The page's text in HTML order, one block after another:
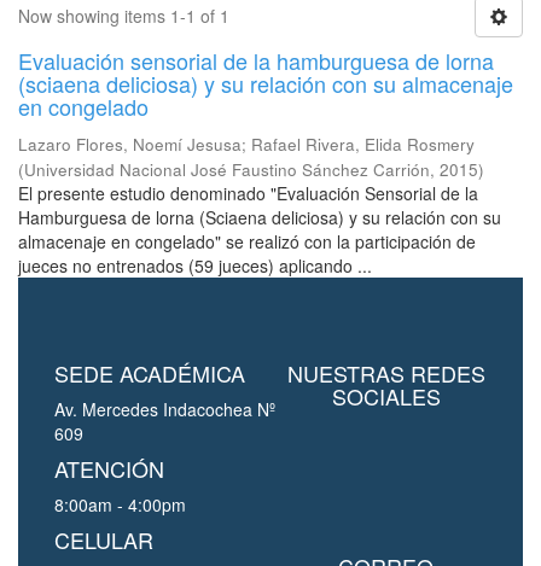
Now showing items 1-1 of 1
Evaluación sensorial de la hamburguesa de lorna
(sciaena deliciosa) y su relación con su almacenaje
en congelado
Lazaro Flores, Noemí Jesusa; Rafael Rivera, Elida Rosmery
(Universidad Nacional José Faustino Sánchez Carrión, 2015)
El presente estudio denominado "Evaluación Sensorial de la
Hamburguesa de lorna (Sciaena deliciosa) y su relación con su
almacenaje en congelado" se realizó con la participación de
jueces no entrenados (59 jueces) aplicando ...
SEDE ACADÉMICA
Av. Mercedes Indacochea Nº
609
ATENCIÓN
8:00am - 4:00pm
CELULAR
NUESTRAS REDES
SOCIALES